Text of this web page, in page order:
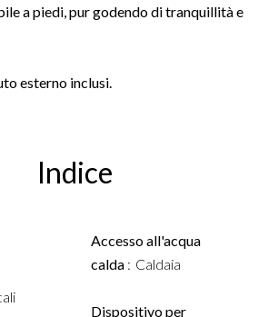
a piedi, pur godendo di tranquillità e
esterno inclusi.
Indice
Accesso all'acqua
calda
Caldaia
Dispositivo per